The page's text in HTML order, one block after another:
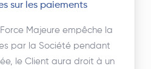
sur les paiements
Majeure empêche la
par la Société pendant
le Client aura droit à un